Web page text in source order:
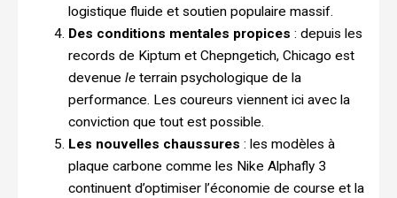
logistique fluide et soutien populaire massif.
Des conditions mentales propices : depuis les
records de Kiptum et Chepngetich, Chicago est
devenue leterrain psychologique de la
performance. Les coureurs viennent ici avec la
conviction que tout est possible.
Les nouvelles chaussures : les modèles à
plaque carbone comme les Nike Alphafly 3
continuent d’optimiser l’économie de course et la